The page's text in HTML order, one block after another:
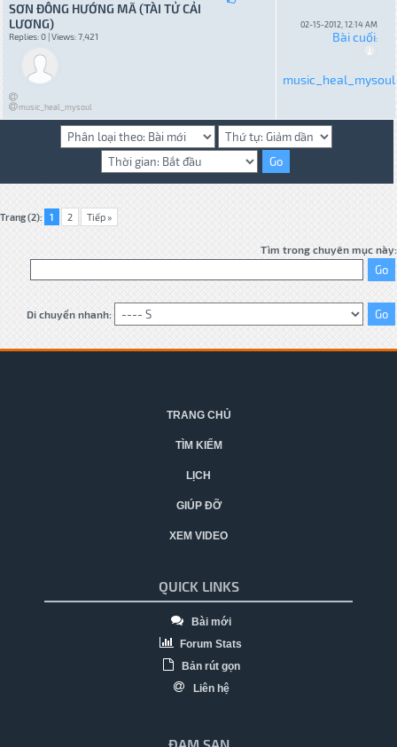
SƠN ĐÔNG HƯỚNG MÃ (TÀI TỬ CẢI
LƯƠNG)
Replies: 0 | Views: 7,421
music_heal_mysoul
02-15-2012, 12:14 AM
Bài cuối:
music_heal_mysoul
Trang (2): 1 2 Tiếp »
Tìm trong chuyên mục này:
Di chuyển nhanh:
TRANG CHỦ
TÌM KIẾM
LỊCH
GIÚP ĐỠ
XEM VIDEO
QUICK LINKS
Bài mới
Forum Stats
Bản rút gọn
Liên hệ